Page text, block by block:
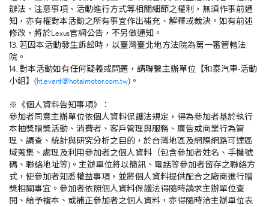
辦法、注意事項、活動進行方式等相關細節之權利，無須作事前通
知，亦有權對本活動之所有事宜作出補充、解釋或裁決。如有前述
修改，將於Lexus官網公告，不另做通知。
13. 若因本活動發生訴訟時，以臺灣臺北地方法院為第一審管轄法
院。
14. 對本活動如有任何疑義或問題，請聯繫主辦單位【和泰汽車-活動
小組】(ht.event@hotaimotor.com.tw)。
※《個人資料告知事項》：
參加者同意主辦單位依個人資料保護法規定，得為參加者基於執行
本抽獎贈獎活動、消費者、客戶管理與服務、廣告或商業行為管
理、調查、統計與研究分析之目的，於台灣地區及網際網路可達區
域蒐集、處理及利用參加者之個人資料（包含參加者姓名、手機號
碼、聯絡地址等)。主辦單位將以簡訊、電話等參加者留存之聯絡方
式，使參加者知悉權益事項，並將個人資料提供配合之廠商進行贈
獎相關事宜。參加者依照個人資料保護法得隨時請求主辦單位查
閱、給予複本、或補正參加者之個人資料，亦得隨時洽主辦單位表